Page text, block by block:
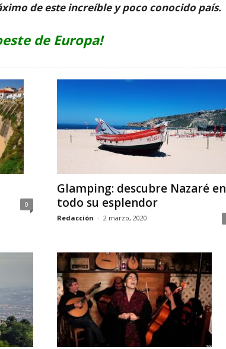
de este increíble y poco conocido país.
de Europa!
0
Glamping: descubre Nazaré en
todo su esplendor
Redacción - 2 marzo, 2020